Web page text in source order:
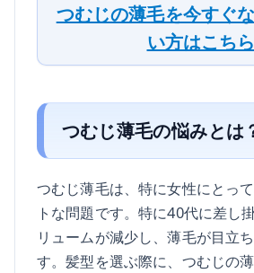
つむじの薄毛を今すぐ
い方はこちら
つむじ薄毛の悩みとは
つむじ薄毛は、特に女性にとっ
トな問題です。特に40代に差し
リュームが減少し、薄毛が目立
す。髪型を選ぶ際に、つむじの